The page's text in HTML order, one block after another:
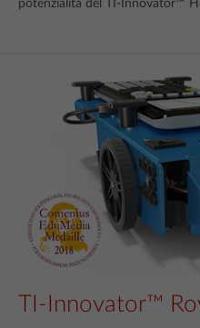
potenzialità del TI-Innovator™
TI-Innovator™